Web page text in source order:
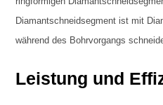
Diamantschneidsegment ist mit
während des Bohrvorgangs
Leistung und